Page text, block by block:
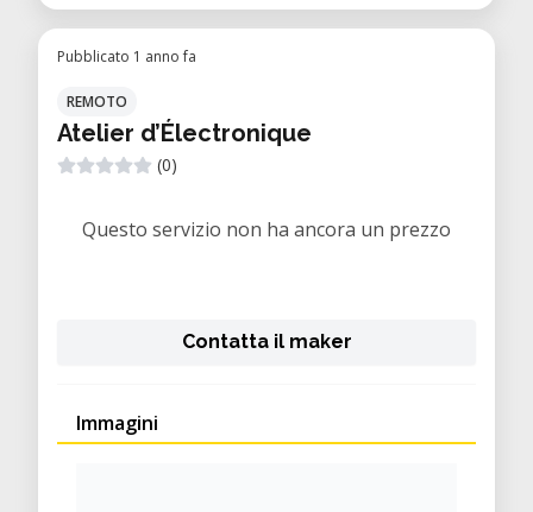
Pubblicato 1 anno fa
REMOTO
Atelier d’Électronique
(0)
Questo servizio non ha ancora un prezzo
Contatta il maker
Immagini